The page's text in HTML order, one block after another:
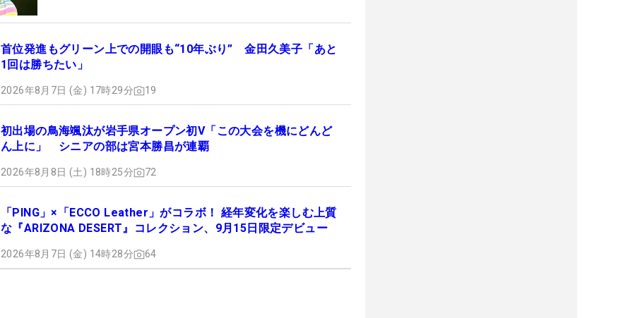
首位発進もグリーン上での開眼も“10年ぶり” 金田久美子「あと
1回は勝ちたい」
2026年8月7日 (金) 17時29分 19
初出場の鳥海颯汰が岩手県オープン初V「この大会を機にどんど
ん上に」 シニアの部は宮本勝昌が連覇
2026年8月8日 (土) 18時25分 72
「PING」×「ECCO Leather」がコラボ！ 経年変化を楽しむ上質
な『ARIZONA DESERT』コレクション、9月15日限定デビュー
2026年8月7日 (金) 14時28分 64